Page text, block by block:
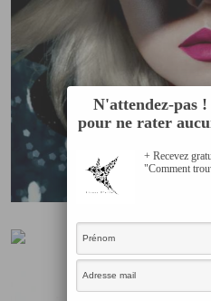
N'attendez-pas
pour ne rater
+ Recevez
"Comment